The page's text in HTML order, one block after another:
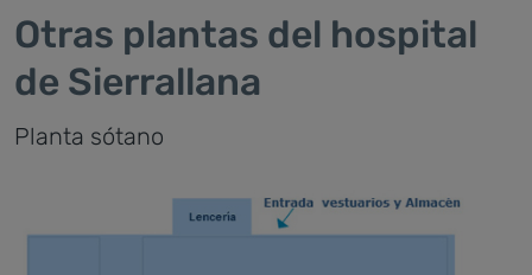
Otras plantas del hospital
de Sierrallana
Planta sótano